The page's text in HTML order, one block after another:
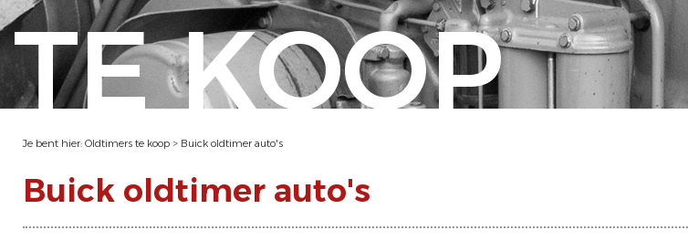
TE KOOP
Je bent hier: Oldtimers te koop > Buick oldtimer auto's
Buick oldtimer auto's